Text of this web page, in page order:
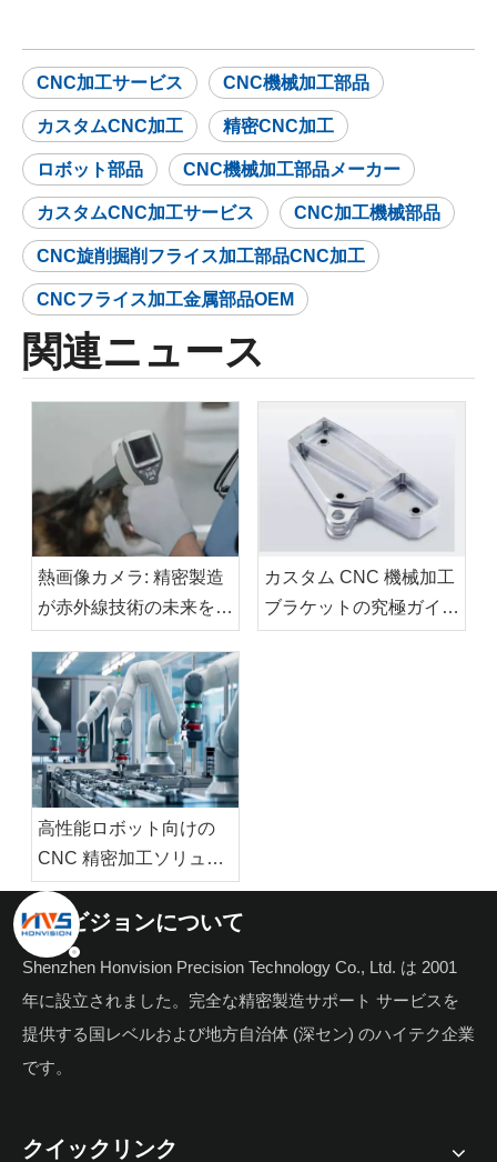
CNC加工サービス CNC機械加工部品
カスタムCNC加工 精密CNC加工
ロボット部品 CNC機械加工部品メーカー
カスタムCNC加工サービス CNC加工機械部品
CNC旋削掘削フライス加工部品CNC加工
CNCフライス加工金属部品OEM
関連ニュース
熱画像カメラ: 精密製造
が赤外線技術の未来を推
進
カスタム CNC 機械加工
ブラケットの究極ガイ
ド: 設計、材料、用途
高性能ロボット向けの
CNC 精密加工ソリュー
ション: コアコンポーネ
ント、材料、自動化の価
ホンビジョンについて
Shenzhen Honvision Precision Technology Co., Ltd. は 2001
年に設立されました。完全な精密製造サポート サービスを
提供する国レベルおよび地方自治体 (深セン) のハイテク企業
です。
クイックリンク